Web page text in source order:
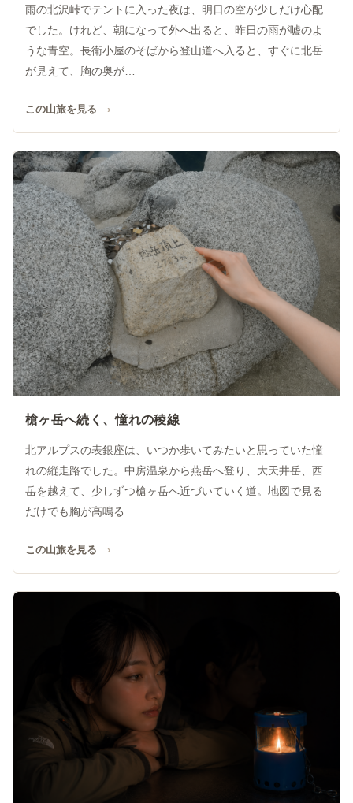
雨の北沢峠でテントに入った夜は、明日の空が少しだけ心配
でした。けれど、朝になって外へ出ると、昨日の雨が嘘のよ
うな青空。長衛小屋のそばから登山道へ入ると、すぐに北岳
が見えて、胸の奥が…
この山旅を見る
槍ヶ岳へ続く、憧れの稜線
北アルプスの表銀座は、いつか歩いてみたいと思っていた憧
れの縦走路でした。中房温泉から燕岳へ登り、大天井岳、西
岳を越えて、少しずつ槍ヶ岳へ近づいていく道。地図で見る
だけでも胸が高鳴る…
この山旅を見る